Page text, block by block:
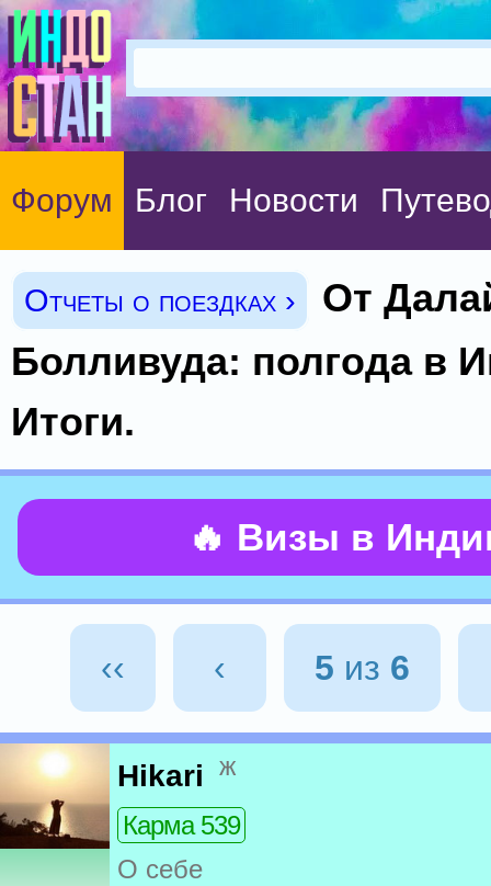
Форум Блог Новости
Отчеты о поездках ›
От
Болливуда: полгода в
Итоги.
🔥 Визы в
‹‹ ‹ 5 из 6
Hikari ж
Карма 539
О себе